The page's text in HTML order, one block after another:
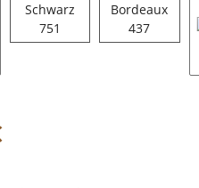
Schwarz
751 Schwarz 751
Bordeaux
437